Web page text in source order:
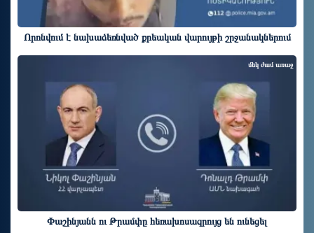
Որոնվում է նախաձեռնված քրեական վարույթի շրջանակներում
Փաշինյանն ու Թրամփը հեռախոսազրույց են ունեցել
մեկ ժամ առաջ